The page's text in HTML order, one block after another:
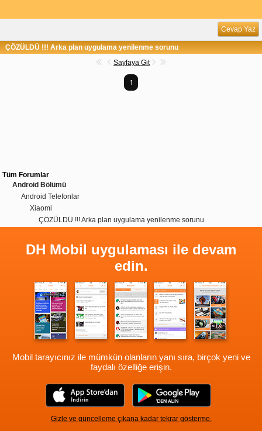
Cevap Yaz
ÇÖZÜLDÜ !!! Arka plan uygulama yenilenme sorunu
Sayfaya Git
1
Tüm Forumlar
Android Bölümü
Android Telefonlar
Xiaomi
ÇÖZÜLDÜ !!! Arka plan uygulama yenilenme sorunu
DH Mobil uygulaması ile devam
edin.
Mobil tarayıcınız ile mümkün olanların yanı sıra, birçok yeni ve
faydalı özelliğe erişin.
Gizle ve güncelleme çıkana kadar tekrar gösterme.